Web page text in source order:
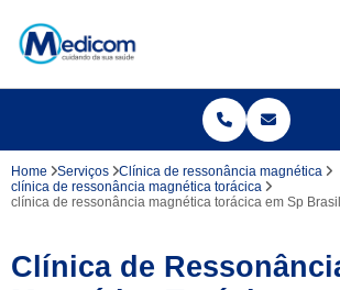
Home Serviços
Clínica de ressonância magnética
clínica de ressonância magnética torácica
clínica de ressonância magnética torácica em Sp
Clínica de